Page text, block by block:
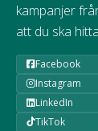
kampanjer
att du ska
Facebook
Instagram
LinkedIn
TikTok